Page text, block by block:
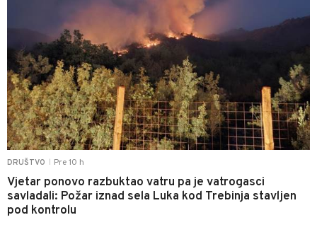
DRUŠTVO Pre 10 h
Vjetar ponovo razbuktao vatru pa je vatrogasci
savladali: Požar iznad sela Luka kod Trebinja stavljen
pod kontrolu